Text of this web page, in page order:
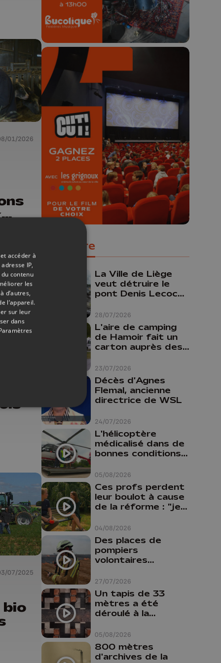
01/2026
07/2025
🎬 Concours CUT x
Les Grignoux ✨
Concours permanent - 2 places à
gagner chaque semaine !
Populaire
28/07/2026
La Ville de Liège
veut détruire le
pont Denis Lecocq
budget pour le
faire
23/07/2026
L'aire de camping
de Hamoir fait un
carton auprès des
24/07/2026
Décès d'Agnes
Flemal, ancienne
directrice de WSL
05/08/2026
L'hélicoptère
médicalisé dans de
bonnes conditions à
04/08/2026
Ces profs perdent
leur boulot à cause
de la réforme : "je
comme prof que
comme
pharmacienne"
27/07/2026
Des places de
pompiers
volontaires
province de Liège :
"Un citoyen qui
n'est formé ne
peut pas nous
aider"
05/08/2026
Un tapis de 33
mètres a été
déroulé à la
Liège
800 mètres
d'archives de la
accéder à
IP,
contenu
les
d’autres,
l’appareil.
sur leur
dans